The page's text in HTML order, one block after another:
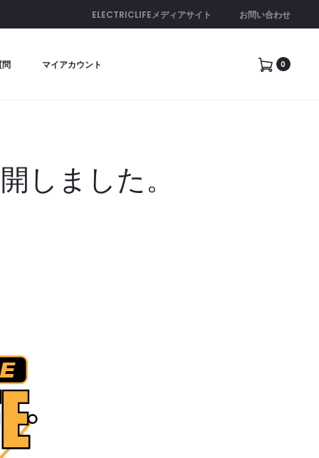
ELECTRICLIFEメディアサイト お問い合わせ
問 マイアカウント 0
しました。